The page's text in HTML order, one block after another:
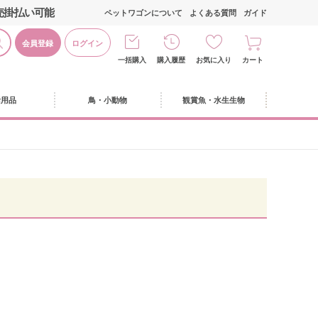
掛払い可能
会員登録 ログイン
ペットワゴンについて よくある質問 ガイド
一括購入 購入履歴 お気に入り カート
品 鳥・小動物 観賞魚・水生生物